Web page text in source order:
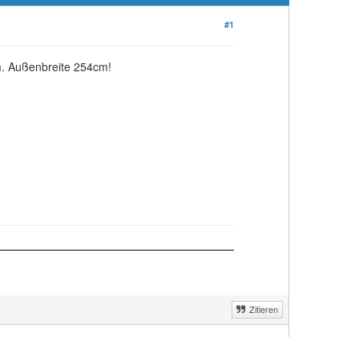
#1
Außenbreite 254cm!
Zitieren